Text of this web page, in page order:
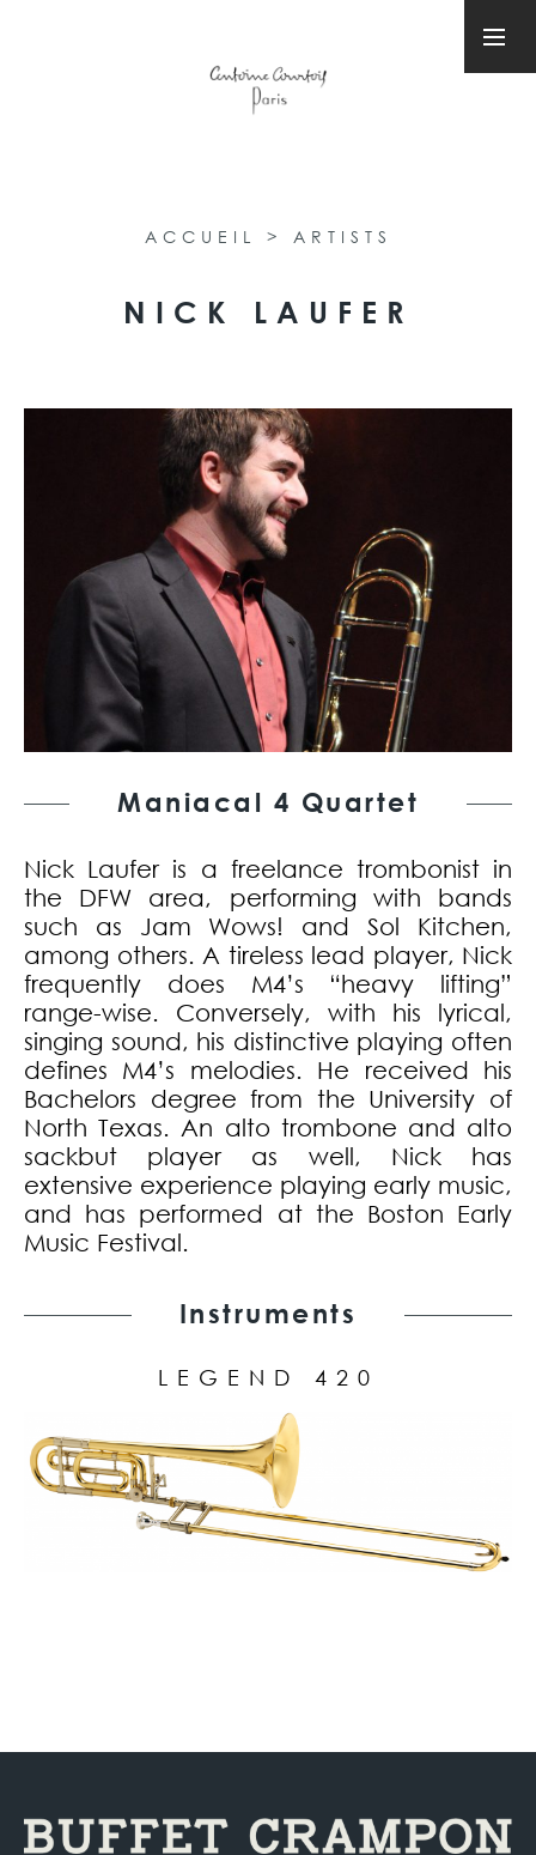
ACCUEIL > ARTISTS
NICK LAUFER
Maniacal 4 Quartet
Nick Laufer is a freelance trombonist in
the DFW area, performing with bands
such as Jam Wows! and Sol Kitchen,
among others. A tireless lead player, Nick
frequently does M4’s “heavy lifting”
range-wise. Conversely, with his lyrical,
singing sound, his distinctive playing often
defines M4’s melodies. He received his
Bachelors degree from the University of
North Texas. An alto trombone and alto
sackbut player as well, Nick has
extensive experience playing early music,
and has performed at the Boston Early
Music Festival.
Instruments
LEGEND 420